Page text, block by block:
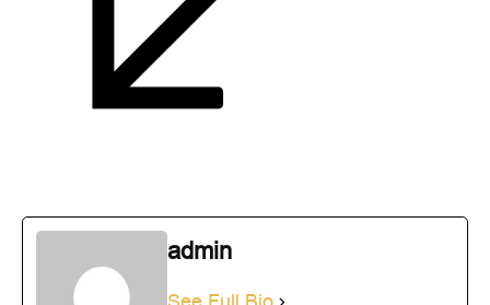
admin